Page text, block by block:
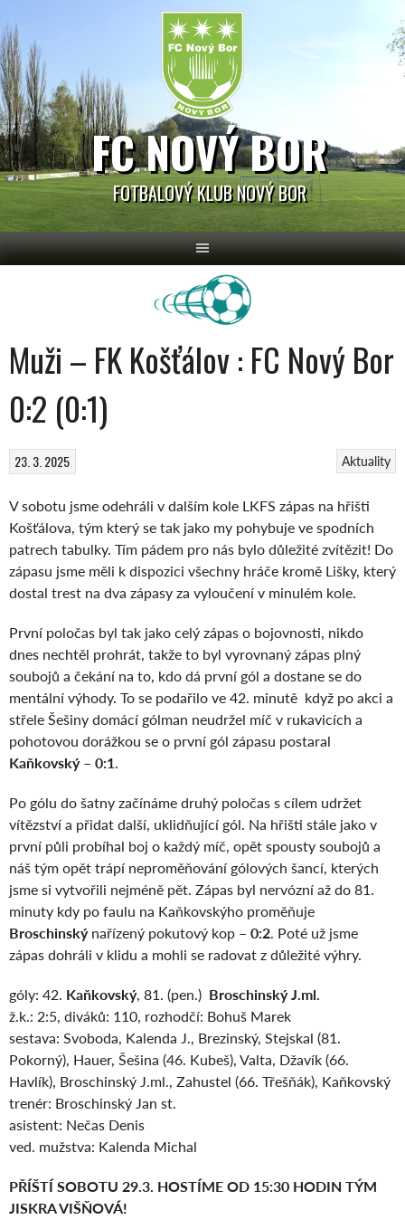
to
content
FC NOVÝ BOR
FOTBALOVÝ KLUB NOVÝ BOR
Muži – FK Košťálov : FC Nový Bor
0:2 (0:1)
Aktuality
23. 3. 2025
V sobotu jsme odehráli v dalším kole LKFS zápas na hřišti
Košťálova, tým který se tak jako my pohybuje ve spodních
patrech tabulky. Tím pádem pro nás bylo důležité zvítězit! Do
zápasu jsme měli k dispozici všechny hráče kromě Lišky, který
dostal trest na dva zápasy za vyloučení v minulém kole.
První poločas byl tak jako celý zápas o bojovnosti, nikdo
dnes nechtěl prohrát, takže to byl vyrovnaný zápas plný
soubojů a čekání na to, kdo dá první gól a dostane se do
mentální výhody. To se podařilo ve 42. minutě když po akci a
střele Šešiny domácí gólman neudržel míč v rukavicích a
pohotovou dorážkou se o první gól zápasu postaral
Kaňkovský – 0:1
Po gólu do šatny začínáme druhý poločas s cílem udržet
vítězství a přidat další, uklidňující gól. Na hřišti stále jako v
první půli probíhal boj o každý míč, opět spousty soubojů a
náš tým opět trápí neproměňování gólových šancí, kterých
jsme si vytvořili nejméně pět. Zápas byl nervózní až do 81.
minuty kdy po faulu na Kaňkovskýho proměňuje
Broschinskýnařízený pokutový kop – 0:2 . Poté už jsme
zápas dohráli v klidu a mohli se radovat z důležité výhry.
góly: 42. Kaňkovský, 81. (pen.) Broschinský J.ml.
ž.k.: 2:5, diváků: 110, rozhodčí: Bohuš Marek
sestava: Svoboda, Kalenda J., Brezinský, Stejskal (81.
Pokorný), Hauer, Šešina (46. Kubeš), Valta, Džavík (66.
Havlík), Broschinský J.ml., Zahustel (66. Třešňák), Kaňkovský
trenér: Broschinský Jan st.
asistent: Nečas Denis
ved. mužstva: Kalenda Michal
PŘÍŠTÍ SOBOTU 29.3. HOSTÍME OD 15:30 HODIN TÝM
JISKRA VIŠŇOVÁ!